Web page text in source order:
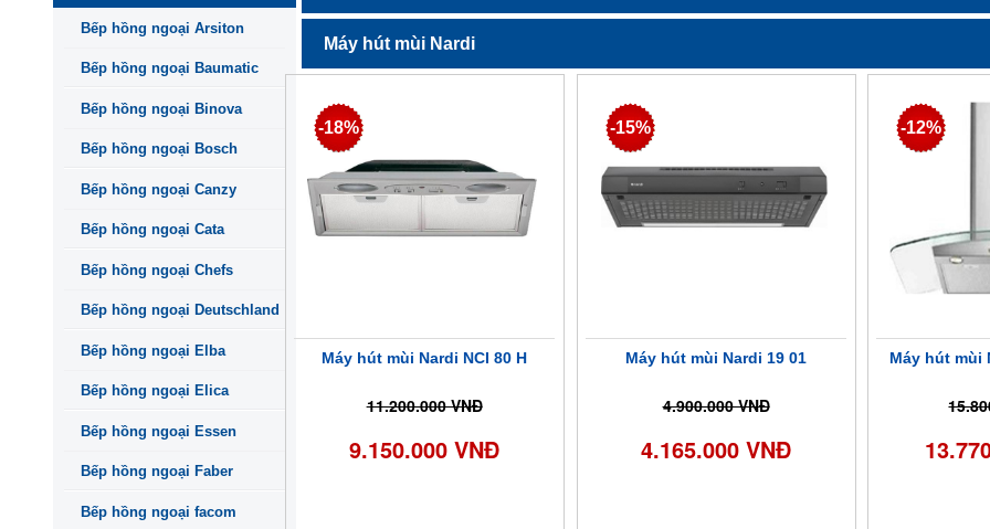
Bếp hồng ngoại Arsiton
Bếp hồng ngoại Baumatic
Bếp hồng ngoại Binova
Bếp hồng ngoại Bosch
Bếp hồng ngoại Canzy
Bếp hồng ngoại Cata
Bếp hồng ngoại Chefs
Bếp hồng ngoại Deutschland
Bếp hồng ngoại Elba
Bếp hồng ngoại Elica
Bếp hồng ngoại Essen
Bếp hồng ngoại Faber
Bếp hồng ngoại facom
Máy hút mùi Nardi
-18%
Máy hút mùi Nardi NCI 80 H
11.200.000 VNĐ
9.150.000 VNĐ
-15%
Máy hút mùi Nardi 19 01
4.900.000 VNĐ
4.165.000 VNĐ
-12%
Máy hút mùi